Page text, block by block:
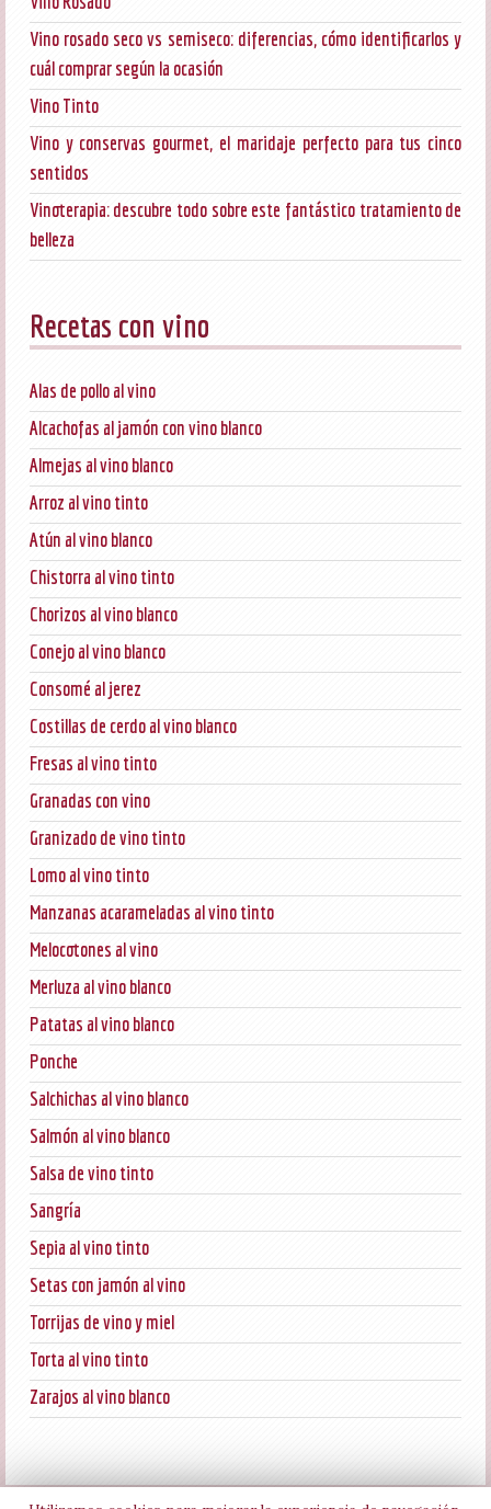
Vino rosado seco vs semiseco: diferencias, cómo identificarlos y
cuál comprar según la ocasión
Vino Tinto
Vino y conservas gourmet, el maridaje perfecto para tus cinco
sentidos
Vinoterapia: descubre todo sobre este fantástico tratamiento de
belleza
Recetas con vino
Alas de pollo al vino
Alcachofas al jamón con vino blanco
Almejas al vino blanco
Arroz al vino tinto
Atún al vino blanco
Chistorra al vino tinto
Chorizos al vino blanco
Conejo al vino blanco
Consomé al jerez
Costillas de cerdo al vino blanco
Fresas al vino tinto
Granadas con vino
Granizado de vino tinto
Lomo al vino tinto
Manzanas acarameladas al vino tinto
Melocotones al vino
Merluza al vino blanco
Patatas al vino blanco
Ponche
Salchichas al vino blanco
Salmón al vino blanco
Salsa de vino tinto
Sangría
Sepia al vino tinto
Setas con jamón al vino
Torrijas de vino y miel
Torta al vino tinto
Zarajos al vino blanco